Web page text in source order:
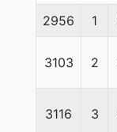
2956 1
3103 2
3116 3